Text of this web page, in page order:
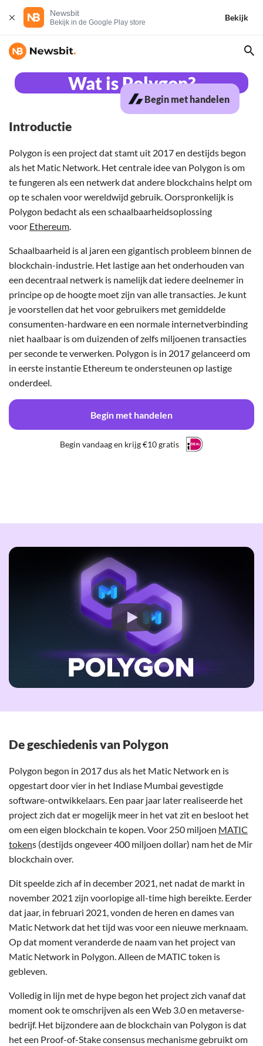
Newsbit
Bekijk in de Google Play store
Bekijk
Wat is Polygon?
Begin met handelen
Introductie
Polygon is een project dat stamt uit 2017 en destijds begon
als het Matic Network. Het centrale idee van Polygon is om
te fungeren als een netwerk dat andere blockchains helpt om
op te schalen voor wereldwijd gebruik. Oorspronkelijk is
Polygon bedacht als een schaalbaarheidsoplossing
voor Ethereum.
Schaalbaarheid is al jaren een gigantisch probleem binnen de
blockchain-industrie. Het lastige aan het onderhouden van
een decentraal netwerk is namelijk dat iedere deelnemer in
principe op de hoogte moet zijn van alle transacties. Je kunt
je voorstellen dat het voor gebruikers met gemiddelde
consumenten-hardware en een normale internetverbinding
niet haalbaar is om duizenden of zelfs miljoenen transacties
per seconde te verwerken. Polygon is in 2017 gelanceerd om
in eerste instantie Ethereum te ondersteunen op lastige
onderdeel.
Begin met handelen
Begin vandaag en krijg €10 gratis
De geschiedenis van Polygon
Polygon begon in 2017 dus als het Matic Network en is
opgestart door vier in het Indiase Mumbai gevestigde
software-ontwikkelaars. Een paar jaar later realiseerde het
project zich dat er mogelijk meer in het vat zit en besloot het
om een eigen blockchain te kopen. Voor 250 miljoen MATIC
tokens (destijds ongeveer 400 miljoen dollar) nam het de Mir
blockchain over.
Dit speelde zich af in december 2021, net nadat de markt in
november 2021 zijn voorlopige all-time high bereikte. Eerder
dat jaar, in februari 2021, vonden de heren en dames van
Matic Network dat het tijd was voor een nieuwe merknaam.
Op dat moment veranderde de naam van het project van
Matic Network in Polygon. Alleen de MATIC token is
gebleven.
Volledig in lijn met de hype begon het project zich vanaf dat
moment ook te omschrijven als een Web 3.0 en metaverse-
bedrijf. Het bijzondere aan de blockchain van Polygon is dat
het een Proof-of-Stake consensus mechanisme gebruikt om